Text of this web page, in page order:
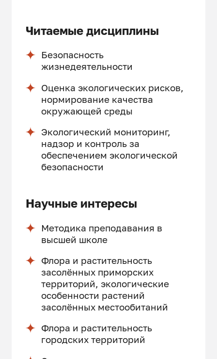
Читаемые дисциплины
Безопасность
жизнедеятельности
Оценка экологических рисков,
нормирование качества
окружающей среды
Экологический мониторинг,
надзор и контроль за
обеспечением экологической
безопасности
Научные интересы
Методика преподавания в
высшей школе
Флора и растительность
засолённых приморских
территорий, экологические
особенности растений
засолённых местообитаний
Флора и растительность
городских территорий